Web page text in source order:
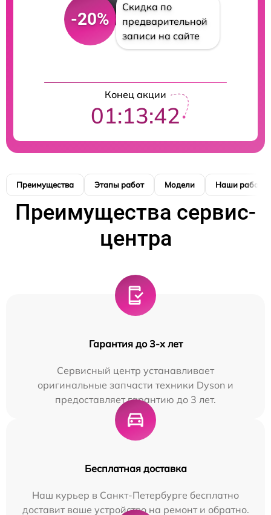
-20%
Скидка по
предварительной
записи на сайте
Конец акции
01:13:41
Преимущества Этапы работ Модели Наши работы
Преимущества сервис-
центра
Гарантия до 3-х лет
Сервисный центр устанавливает
оригинальные запчасти техники Dyson и
предоставляет гарантию до 3 лет.
Бесплатная доставка
Наш курьер в Санкт-Петербурге бесплатно
доставит ваше устройство на ремонт и обратно.